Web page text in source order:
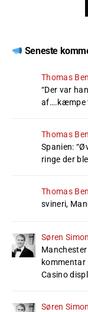
Seneste
Thomas
“Der var
af….kæmpe
Thomas
Spanien: “
ringe der
Thomas
svineri,
Søren
Casino
Søren